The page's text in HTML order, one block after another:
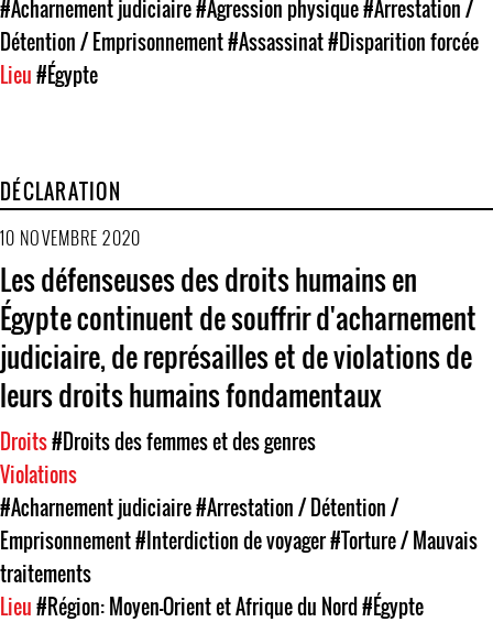
#Acharnement judiciaire#Agression physique#Arrestation /
Détention / Emprisonnement#Assassinat#Disparition forcée
Lieu#Égypte
DÉCLARATION
10 NOVEMBRE 2020
Les défenseuses des droits humains en
Égypte continuent de souffrir d'acharnement
judiciaire, de représailles et de violations de
leurs droits humains fondamentaux
Droits#Droits des femmes et des genres
Violations
#Acharnement judiciaire#Arrestation / Détention /
Emprisonnement#Interdiction de voyager#Torture / Mauvais
traitements
Lieu#Région: Moyen-Orient et Afrique du Nord#Égypte